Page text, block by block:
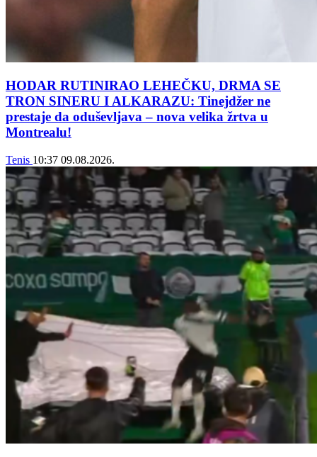
HODAR RUTINIRAO LEHEČKU, DRMA SE
TRON SINERU I ALKARAZU: Tinejdžer ne
prestaje da oduševljava – nova velika žrtva u
Montrealu!
Tenis 10:37 09.08.2026.